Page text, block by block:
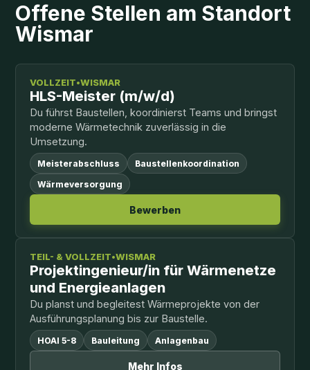
Offene Stellen am Standort
Wismar
VOLLZEIT•WISMAR
HLS-Meister (m/w/d)
Du führst Baustellen, koordinierst Teams und bringst
moderne Wärmetechnik zuverlässig in die
Umsetzung.
Meisterabschluss
Baustellenkoordination
Wärmeversorgung
Bewerben
TEIL- & VOLLZEIT•WISMAR
Projektingenieur/in für Wärmenetze
und Energieanlagen
Du planst und begleitest Wärmeprojekte von der
Ausführungsplanung bis zur Baustelle.
HOAI 5-8 Bauleitung Anlagenbau
Mehr Infos